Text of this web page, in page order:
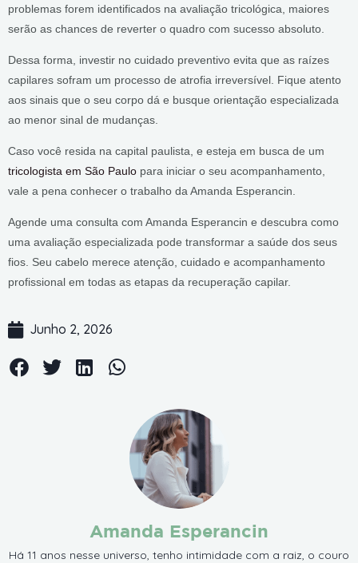
problemas forem identificados na avaliação tricológica, maiores
serão as chances de reverter o quadro com sucesso absoluto.
Dessa forma, investir no cuidado preventivo evita que as raízes
capilares sofram um processo de atrofia irreversível. Fique atento
aos sinais que o seu corpo dá e busque orientação especializada
ao menor sinal de mudanças.
Caso você resida na capital paulista, e esteja em busca de um
tricologista em São Paulo para iniciar o seu acompanhamento,
vale a pena conhecer o trabalho da Amanda Esperancin.
Agende uma consulta com Amanda Esperancin e descubra como
uma avaliação especializada pode transformar a saúde dos seus
fios. Seu cabelo merece atenção, cuidado e acompanhamento
profissional em todas as etapas da recuperação capilar.
Junho 2, 2026
Amanda Esperancin
Há 11 anos nesse universo, tenho intimidade com a raiz, o couro